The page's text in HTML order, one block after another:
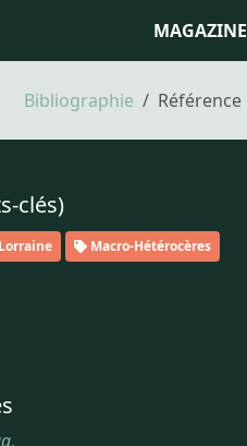
MAGAZINE
Bibliographie Référence
clés)
Lorraine
Macro-Hétérocères
,